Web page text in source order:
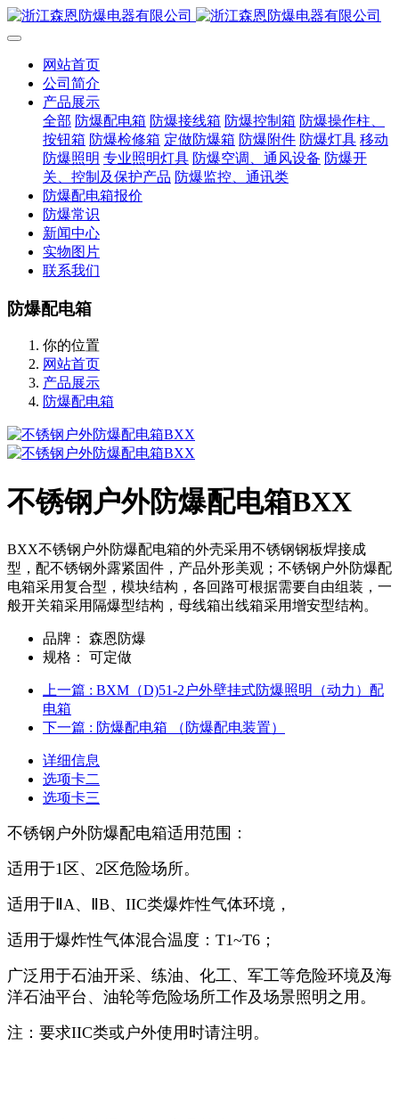
网站首页
公司简介
产品展示
全部 防爆配电箱 防爆接线箱 防爆控制箱 防爆操作柱、
按钮箱 防爆检修箱 定做防爆箱 防爆附件 防爆灯具 移动
防爆照明 专业照明灯具 防爆空调、通风设备 防爆开
关、控制及保护产品 防爆监控、通讯类
防爆配电箱报价
防爆常识
新闻中心
实物图片
联系我们
防爆配电箱
你的位置
网站首页
产品展示
防爆配电箱
不锈钢户外防爆配电箱BXX
BXX不锈钢户外防爆配电箱的外壳采用不锈钢钢板焊接成
型，配不锈钢外露紧固件，产品外形美观；不锈钢户外防爆配
电箱采用复合型，模块结构，各回路可根据需要自由组装，一
般开关箱采用隔爆型结构，母线箱出线箱采用增安型结构。
品牌：
森恩防爆
规格：
可定做
上一篇 : BXM（D)51-2户外壁挂式防爆照明（动力）配
电箱
下一篇 : 防爆配电箱 （防爆配电装置）
详细信息
选项卡二
选项卡三
不锈钢户外防爆配电箱适用范围：
适用于1区、2区危险场所。
适用于ⅡA、ⅡB、IIC类爆炸性气体环境，
适用于爆炸性气体混合温度：T1~T6；
广泛用于石油开采、练油、化工、军工等危险环境及海
洋石油平台、油轮等危险场所工作及场景照明之用。
注：要求IIC类或户外使用时请注明。